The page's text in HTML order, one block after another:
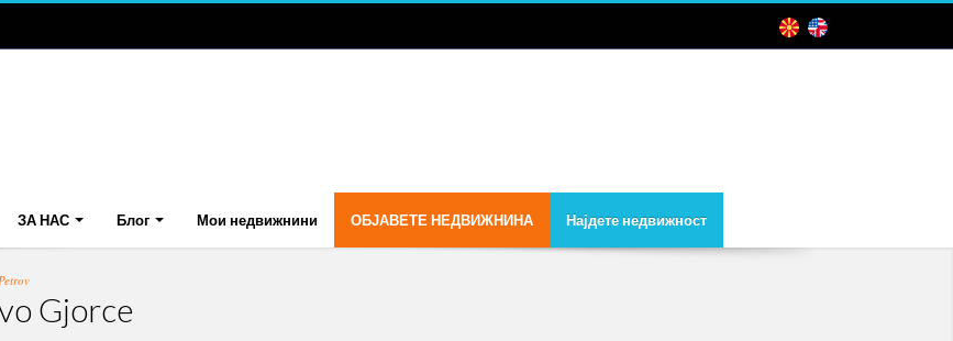
ЗА НАС Блог Мои недвижнини ОБЈАВЕТЕ НЕДВИЖНИНА Најдете недвижност
Gjorce